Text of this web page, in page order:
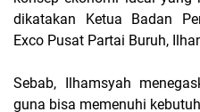
dikatakan Ketua Badan
Exco Pusat Partai Buruh,
Sebab, Ilhamsyah
guna bisa memenuhi